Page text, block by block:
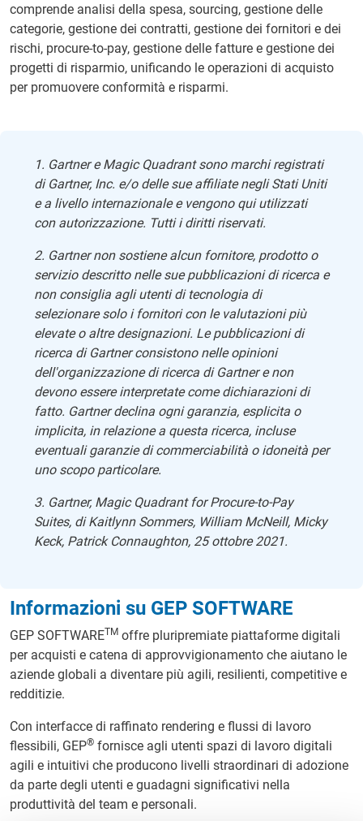
comprende analisi della spesa, sourcing, gestione delle
categorie, gestione dei contratti, gestione dei fornitori e dei
rischi, procure-to-pay, gestione delle fatture e gestione dei
progetti di risparmio, unificando le operazioni di acquisto
per promuovere conformità e risparmi.
1. Gartner e Magic Quadrant sono marchi registrati
di Gartner, Inc. e/o delle sue affiliate negli Stati Uniti
e a livello internazionale e vengono qui utilizzati
con autorizzazione. Tutti i diritti riservati.
2. Gartner non sostiene alcun fornitore, prodotto o
servizio descritto nelle sue pubblicazioni di ricerca e
non consiglia agli utenti di tecnologia di
selezionare solo i fornitori con le valutazioni più
elevate o altre designazioni. Le pubblicazioni di
ricerca di Gartner consistono nelle opinioni
dell'organizzazione di ricerca di Gartner e non
devono essere interpretate come dichiarazioni di
fatto. Gartner declina ogni garanzia, esplicita o
implicita, in relazione a questa ricerca, incluse
eventuali garanzie di commerciabilità o idoneità per
uno scopo particolare.
3. Gartner, Magic Quadrant for Procure-to-Pay
Suites, di Kaitlynn Sommers, William McNeill, Micky
Keck, Patrick Connaughton, 25 ottobre 2021.
Informazioni su GEP SOFTWARE
GEP SOFTWARETM offre pluripremiate piattaforme digitali
per acquisti e catena di approvvigionamento che aiutano le
aziende globali a diventare più agili, resilienti, competitive e
redditizie.
Con interfacce di raffinato rendering e flussi di lavoro
flessibili, GEP® fornisce agli utenti spazi di lavoro digitali
agili e intuitivi che producono livelli straordinari di adozione
da parte degli utenti e guadagni significativi nella
produttività del team e personali.